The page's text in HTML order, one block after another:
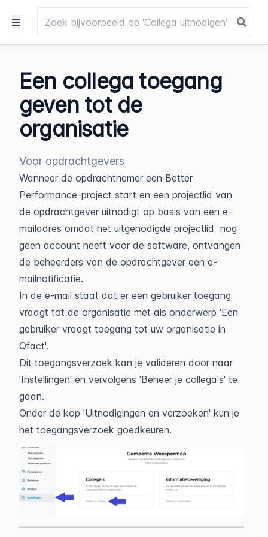
Een collega toegang
geven tot de
organisatie
Voor opdrachtgevers
Wanneer de opdrachtnemer een Better
Performance-project start en een projectlid van
de opdrachtgever uitnodigt op basis van een e-
mailadres omdat het uitgenodigde projectlid nog
geen account heeft voor de software, ontvangen
de beheerders van de opdrachtgever een e-
mailnotificatie.
In de e-mail staat dat er een gebruiker toegang
vraagt tot de organisatie met als onderwerp 'Een
gebruiker vraagt toegang tot uw organisatie in
Qfact'.
Dit toegangsverzoek kan je valideren door naar
'Instellingen' en vervolgens 'Beheer je collega's' te
gaan.
Onder de kop 'Uitnodigingen en verzoeken' kun je
het toegangsverzoek goedkeuren.